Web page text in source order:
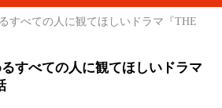
すべての人に観てほしいドラマ『THE
すべての人に観てほしいドラマ